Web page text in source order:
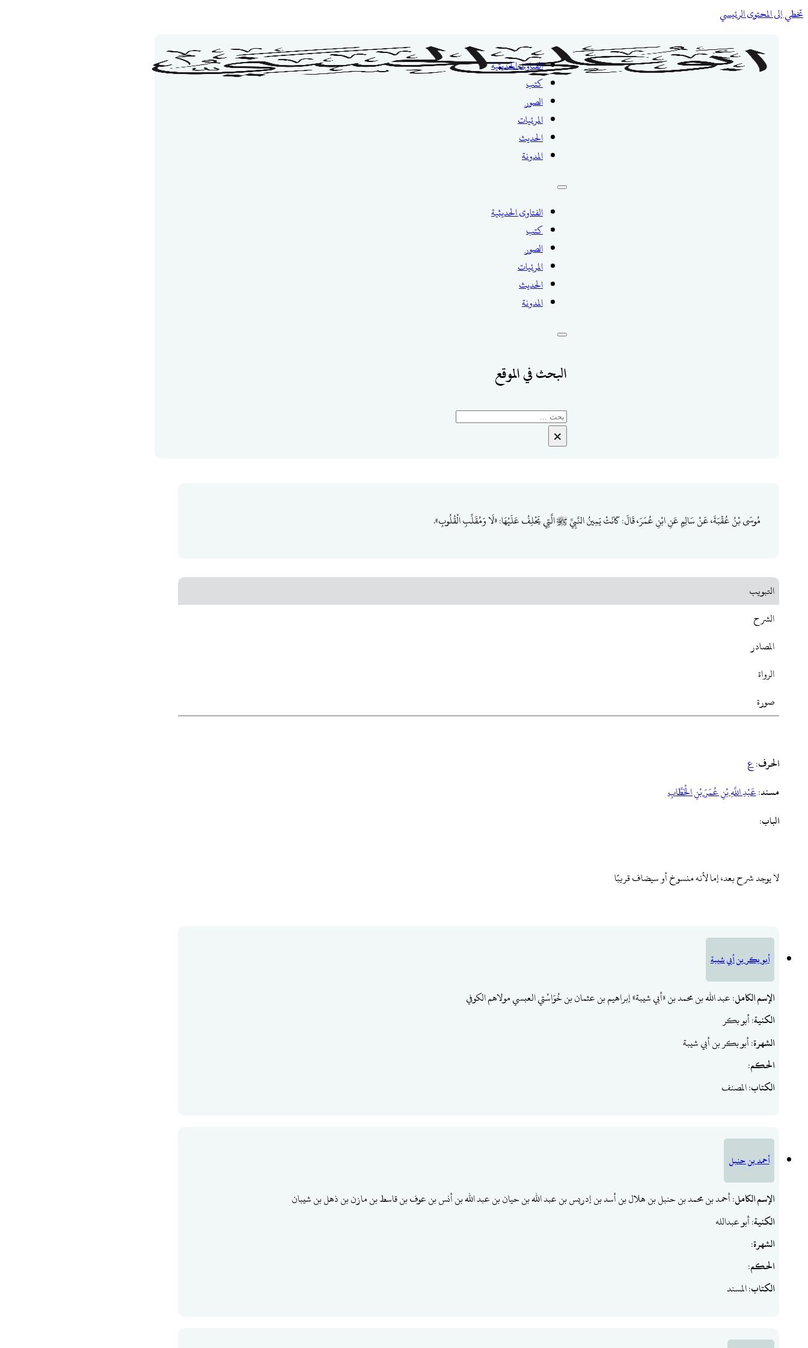
تخطي إلى المحتوى الرئيسي
الفتاوى الحديثية
كتب
الصور
المرئيات
الحديث
المدونة
الفتاوى الحديثية
كتب
الصور
المرئيات
الحديث
المدونة
البحث في الموقع
بحث
×
مُوسَى بْنُ عُقْبَةَ، عَنْ سَالِمٍ عَنِ ابْنِ عُمَرَ، قَالَ: كَانَتْ يَمِينُ النَّبِيِّ ﷺ الَّتِي يَحْلِفُ عَلَيْهَا: «لَا وَمُقَلِّبِ الْقُلُوبِ».
التبويب
الشرح
المصادر
الرواة
صورة
الحرف:ع
مسند:‌عَبْدِ ‌اللَّهِ ‌بْنِ ‌عُمَرَ ‌بْنِ ‌الْخَطَّابِ
الباب:
لا يوجد شرح بعد، إما لأنه منسوخ أو سيضاف قريبًا
أبو بكر بن أبي شيبة
الإسم الكامل: عبد الله بن محمد بن «أبي شيبة» إبراهيم بن عثمان بن خُوَاسْتي العبسي مولاهم الكوفي
الكنية: أبو بكر
الشهرة: أبو بكر بن أبي شيبة
الحكم:
الكتاب: المصنف
أحمد بن حنبل
الإسم الكامل: أحمد بن محمد بن حنبل بن هلال بن أسد بن إدريس بن عبد الله بن حيان بن عبد الله بن أنس بن عوف بن قاسط بن مازن بن ذهل بن شيبان
الكنية: أبو عبدالله
الشهرة:
الحكم:
الكتاب: المسند